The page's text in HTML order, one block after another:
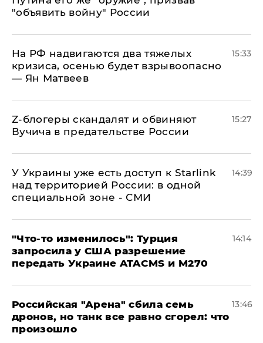
"объявить войну" России
На РФ надвигаются два тяжелых
кризиса, осенью будет взрывоопасно
— Ян Матвеев
15:33
Z-блогеры скандалят и обвиняют
Вучича в предательстве России
15:27
У Украины уже есть доступ к Starlink
над территорией России: в одной
специальной зоне - СМИ
14:39
​"Что-то изменилось": Турция
запросила у США разрешение
передать Украине ATACMS и M270
14:14
​Российская "Арена" сбила семь
дронов, но танк все равно сгорел: что
произошло
13:46